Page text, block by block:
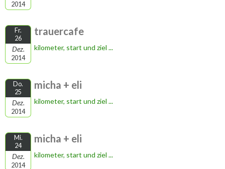
2014
Fr.
26
Dez.
2014
trauercafe
kilometer, start und ziel ...
Do.
25
Dez.
2014
micha + eli
kilometer, start und ziel ...
Mi.
24
Dez.
2014
micha + eli
kilometer, start und ziel ...